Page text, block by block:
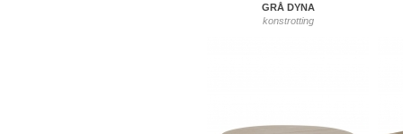
GRÅ DYNA
konstrotting